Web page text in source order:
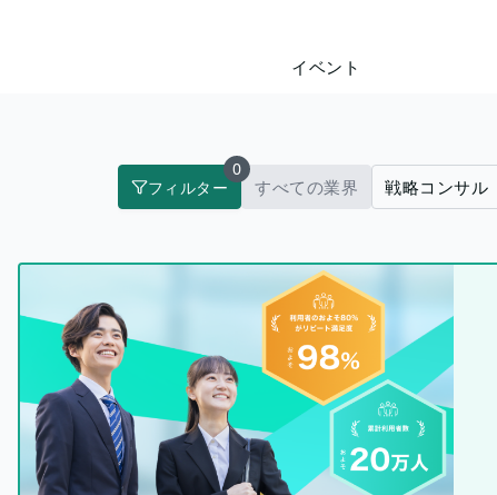
イベント
フィルター
0
すべての業界 戦略コンサル